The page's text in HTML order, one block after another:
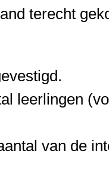
terecht
leerlingen
van de